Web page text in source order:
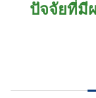
ปัจจัยที่มี